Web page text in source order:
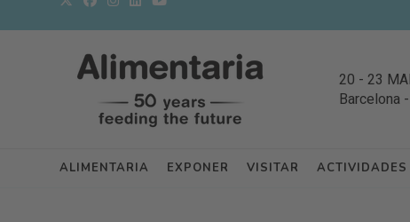
20 - 23
Barcelona -
ALIMENTARIA EXPONER VISITAR ACTIVIDADES